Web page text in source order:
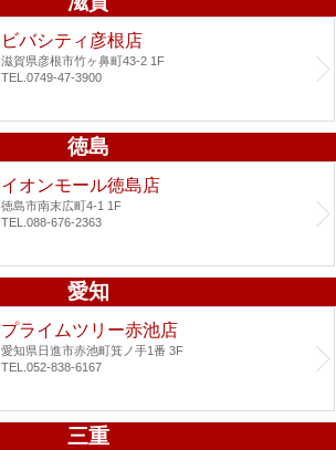
ビバシティ彦根店
滋賀県彦根市竹ヶ鼻町43-2 1F
TEL.0749-47-3900
徳島
イオンモール徳島店
徳島市南末広町4-1 1F
TEL.088-676-2363
愛知
プライムツリー赤池店
愛知県日進市赤池町箕ノ手1番 3F
TEL.052-838-6167
三重